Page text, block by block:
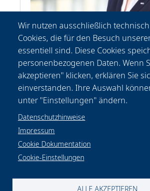
Patricia Fischer
Kommunikation
+49-(0) 511 2788
presse@lzh.de
Cookie-
Wir nutzen ausschließlich
Cookies, die für den Besuch
essentiell sind. Diese Cookies
personenbezogenen Daten. Wenn
akzeptieren" klicken, erklären Sie
einverstanden. Ihre Auswahl
unter "Einstellungen" ändern.
Datenschutzhinweise
Impressum
Cookie Dokumentation
Cookie-Einstellungen
ALLE AKZEPTIEREN